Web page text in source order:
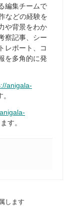
編集チームで
などの経験を
や背景をわか
察記事、シー
レポート、コ
を多角的に発
anigala-
す。
します